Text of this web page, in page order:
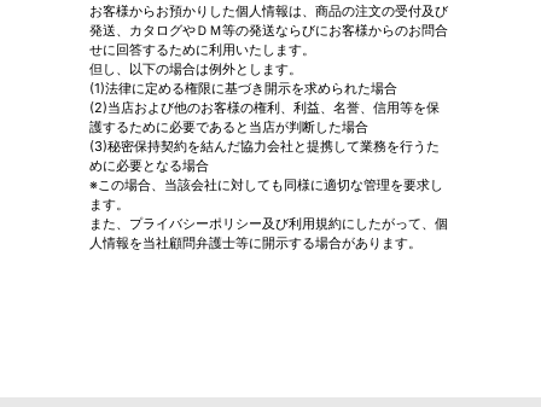
お客様からお預かりした個人情報は、商品の注文の受付及び
発送、カタログやＤＭ等の発送ならびにお客様からのお問合
せに回答するために利用いたします。
但し、以下の場合は例外とします。
(1)法律に定める権限に基づき開示を求められた場合
(2)当店および他のお客様の権利、利益、名誉、信用等を保
護するために必要であると当店が判断した場合
(3)秘密保持契約を結んだ協力会社と提携して業務を行うた
めに必要となる場合
※この場合、当該会社に対しても同様に適切な管理を要求し
ます。
また、プライバシーポリシー及び利用規約にしたがって、個
人情報を当社顧問弁護士等に開示する場合があります。